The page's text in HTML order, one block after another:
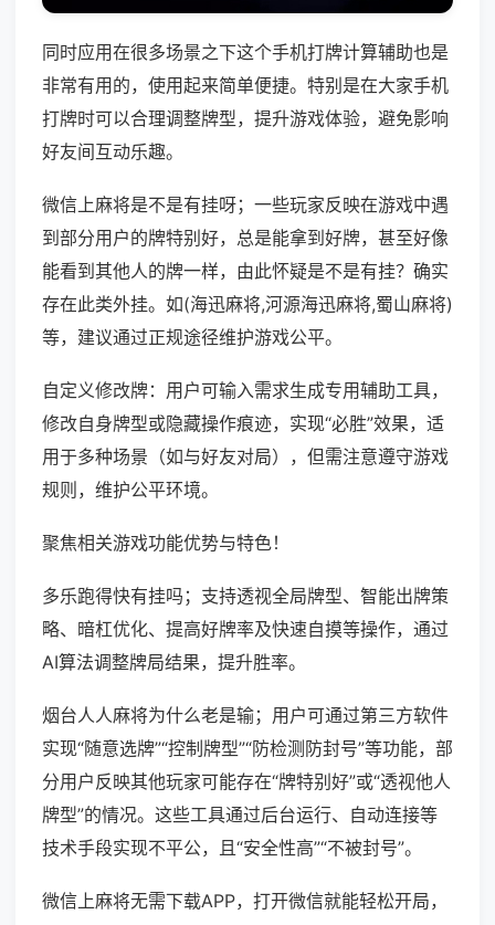
同时应用在很多场景之下这个手机打牌计算辅助也是
非常有用的，使用起来简单便捷。特别是在大家手机
打牌时可以合理调整牌型，提升游戏体验，避免影响
好友间互动乐趣。
微信上麻将是不是有挂呀；一些玩家反映在游戏中遇
到部分用户的牌特别好，总是能拿到好牌，甚至好像
能看到其他人的牌一样，由此怀疑是不是有挂？确实
存在此类外挂。如(海迅麻将,河源海迅麻将,蜀山麻将)
等，建议通过正规途径维护游戏公平。
自定义修改牌：用户可输入需求生成专用辅助工具，
修改自身牌型或隐藏操作痕迹，实现“必胜”效果，适
用于多种场景（如与好友对局），但需注意遵守游戏
规则，维护公平环境。
聚焦相关游戏功能优势与特色！
多乐跑得快有挂吗；支持透视全局牌型、智能出牌策
略、暗杠优化、提高好牌率及快速自摸等操作，通过
AI算法调整牌局结果，提升胜率。
烟台人人麻将为什么老是输；用户可通过第三方软件
实现“随意选牌”“控制牌型”“防检测防封号”等功能，部
分用户反映其他玩家可能存在“牌特别好”或“透视他人
牌型”的情况。这些工具通过后台运行、自动连接等
技术手段实现不平公，且“安全性高”“不被封号”。
微信上麻将无需下载APP，打开微信就能轻松开局，